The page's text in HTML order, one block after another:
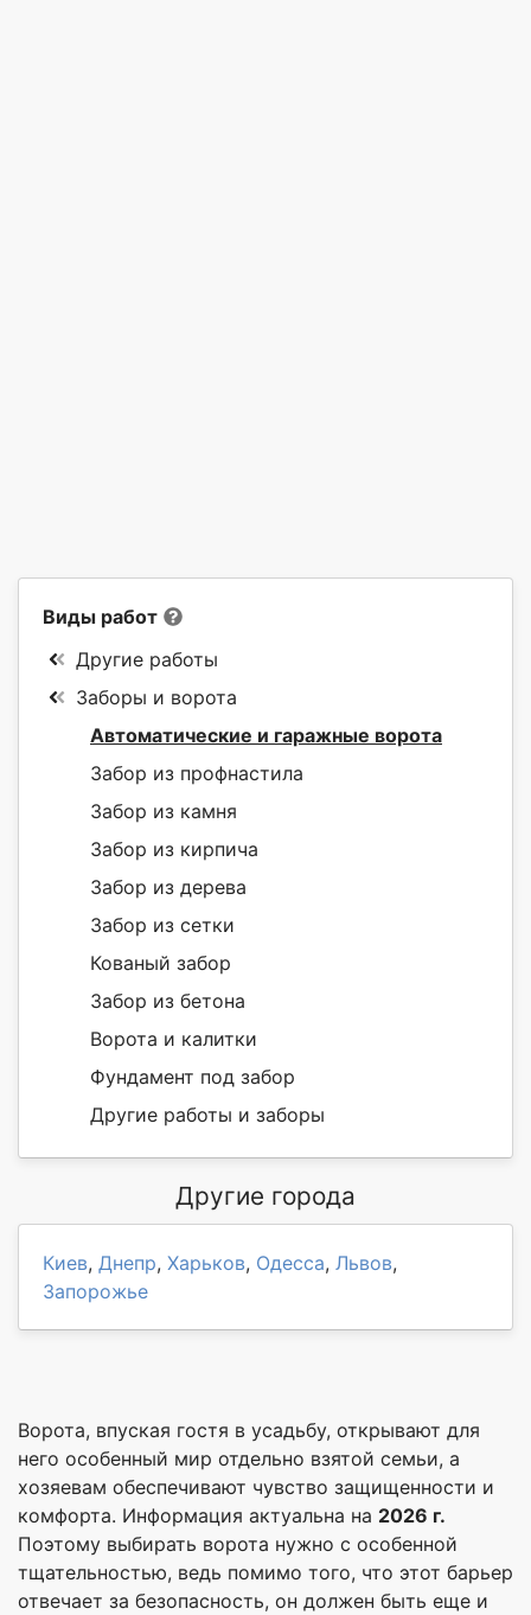
Виды работ
Другие работы
Заборы и ворота
Автоматические и гаражные ворота
Забор из профнастила
Забор из камня
Забор из кирпича
Забор из дерева
Забор из сетки
Кованый забор
Забор из бетона
Ворота и калитки
Фундамент под забор
Другие работы и заборы
Другие города
Киев, Днепр, Харьков, Одесса, Львов,
Запорожье
Ворота, впуская гостя в усадьбу, открывают для
него особенный мир отдельно взятой семьи, а
хозяевам обеспечивают чувство защищенности и
комфорта. Информация актуальна на 2026 г.
Поэтому выбирать ворота нужно с особенной
тщательностью, ведь помимо того, что этот барьер
отвечает за безопасность, он должен быть еще и